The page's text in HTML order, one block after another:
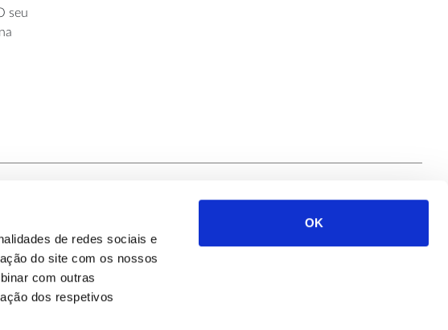
de redes sociais e
do site com os nossos
com outras
dos respetivos
OK
seu